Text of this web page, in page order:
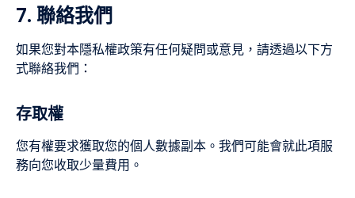
7. 聯絡我們
如果您對本隱私權政策有任何疑問或意見，請透過以下方
式聯絡我們：
存取權
您有權要求獲取您的個人數據副本。我們可能會就此項服
務向您收取少量費用。